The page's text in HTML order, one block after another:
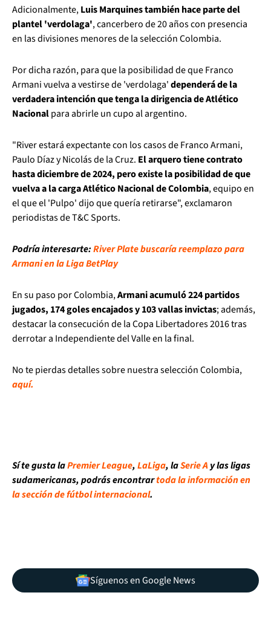
Adicionalmente,Luis Marquines también hace parte del
plantel 'verdolaga', cancerbero de 20 años con presencia
en las divisiones menores de la selección Colombia.
Por dicha razón, para que la posibilidad de que Franco
Armani vuelva a vestirse de 'verdolaga'dependerá de la
verdadera intención que tenga la dirigencia de Atlético
Nacionalpara abrirle un cupo al argentino.
"River estará expectante con los casos de Franco Armani,
Paulo Díaz y Nicolás de la Cruz. El arquero tiene contrato
hasta diciembre de 2024, pero existe la posibilidad de que
vuelva a la carga Atlético Nacional de Colombia, equipo en
el que el 'Pulpo' dijo que quería retirarse", exclamaron
periodistas de T&C Sports.
Podría interesarte:River Plate buscaría reemplazo para
Armani en la Liga BetPlay
En su paso por Colombia,Armani acumuló 224 partidos
jugados, 174 goles encajados y 103 vallas invictas; además,
destacar la consecución de la Copa Libertadores 2016 tras
derrotar a Independiente del Valle en la final.
No te pierdas detalles sobre nuestra selección Colombia,
aquí.
Sí te gusta laPremier League,LaLiga, laSerie Ay las ligas
sudamericanas, podrás encontrartoda la información en
la sección de fútbol internacional.
Síguenos en Google News